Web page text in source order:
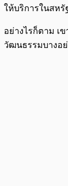
ให้บริการในสห
อย่างไรก็ตาม เ
วัฒนธรรมบางอ